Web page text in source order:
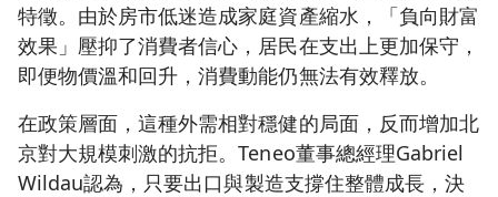
特徵。由於房市低迷造成家庭資產縮水，「負向財富
效果」壓抑了消費者信心，居民在支出上更加保守，
即便物價溫和回升，消費動能仍無法有效釋放。
在政策層面，這種外需相對穩健的局面，反而增加北
京對大規模刺激的抗拒。Teneo董事總經理Gabriel
Wildau認為，只要出口與製造支撐住整體成長，決